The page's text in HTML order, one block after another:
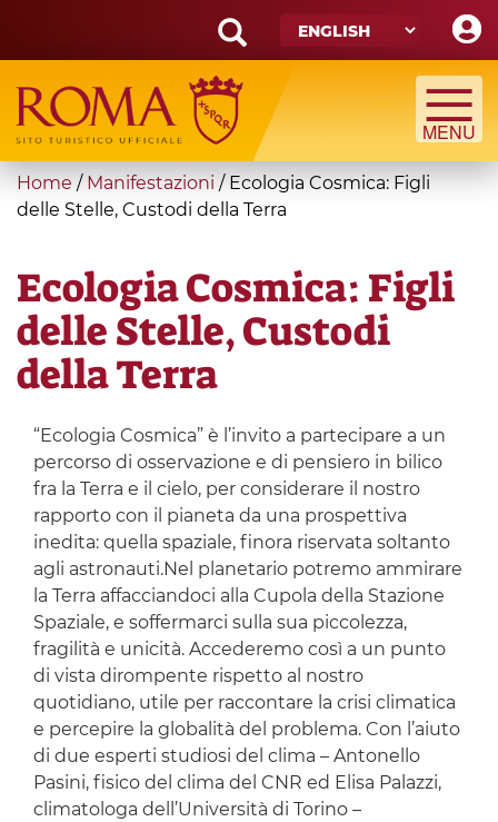
main
content
Search
form
Search
You
are
Home / Manifestazioni / Ecologia Cosmica: Figli
delle Stelle, Custodi della Terra
Ecologia Cosmica: Figli
delle Stelle, Custodi
della Terra
“Ecologia Cosmica” è l’invito a partecipare a un
percorso di osservazione e di pensiero in bilico
fra la Terra e il cielo, per considerare il nostro
rapporto con il pianeta da una prospettiva
inedita: quella spaziale, finora riservata soltanto
agli astronauti.Nel planetario potremo ammirare
la Terra affacciandoci alla Cupola della Stazione
Spaziale, e soffermarci sulla sua piccolezza,
fragilità e unicità. Accederemo così a un punto
di vista dirompente rispetto al nostro
quotidiano, utile per raccontare la crisi climatica
e percepire la globalità del problema. Con l’aiuto
di due esperti studiosi del clima – Antonello
Pasini, fisico del clima del CNR ed Elisa Palazzi,
climatologa dell’Università di Torino –